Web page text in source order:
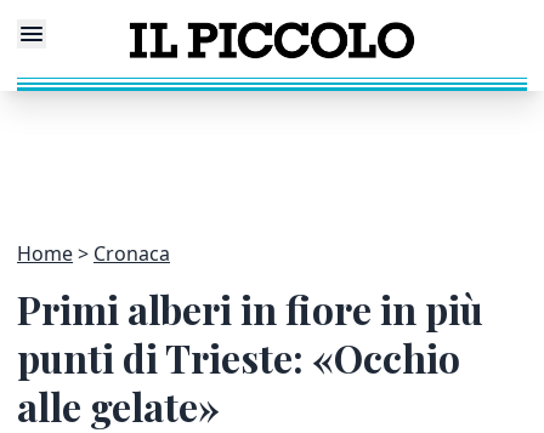
Home Cronaca
Primi alberi in fiore in più
punti di Trieste: «Occhio
alle gelate»